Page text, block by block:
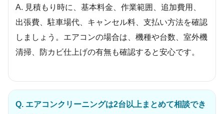
A. 見積もり時に、基本料金、作業範囲、追加費用、
出張費、駐車場代、キャンセル料、支払い方法を確認
しましょう。エアコンの場合は、機種や台数、室外機
清掃、防カビ仕上げの有無も確認すると安心です。
Q. エアコンクリーニングは2台以上まとめて相談でき